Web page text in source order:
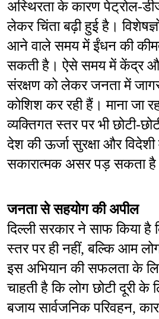
अस्थिरता के कारण पेट्रोल-
लेकर चिंता बढ़ी हुई है।
आने वाले समय में ईंधन की
सकती है। ऐसे समय में केंद्र और
संरक्षण को लेकर जनता में
कोशिश कर रही हैं। माना जा
व्यक्तिगत स्तर पर भी छोटी-
देश की ऊर्जा सुरक्षा और विदेशी
सकारात्मक असर पड़ सकता
जनता से सहयोग की अपील
दिल्ली सरकार ने साफ किया
स्तर पर ही नहीं, बल्कि आम
इस अभियान की सफलता के
चाहती है कि लोग छोटी दूरी के
बजाय सार्वजनिक परिवहन,